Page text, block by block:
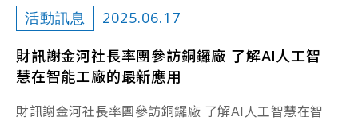
活動訊息 2025.06.17
財訊謝金河社長率團參訪銅鑼廠 了解AI人工智
慧在智能工廠的最新應用
財訊謝金河社長率團參訪銅鑼廠 了解AI人工智慧在智